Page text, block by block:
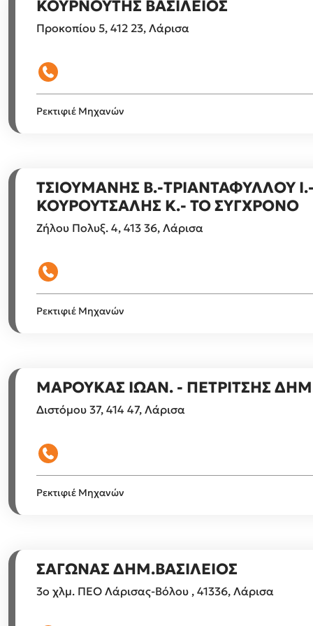
ΚΟΥΡΝΟΥΤΗΣ ΒΑΣΙΛΕΙΟΣ
Προκοπίου 5, 412 23, Λάρισα
Ρεκτιφιέ Μηχανών
ΤΣΙΟΥΜΑΝΗΣ Β.-ΤΡΙΑΝΤΑΦΥΛΛΟΥ
ΚΟΥΡΟΥΤΣΑΛΗΣ Κ.- ΤΟ ΣΥΓΧΡΟΝΟ
Ζήλου Πολυξ. 4, 413 36, Λάρισα
Ρεκτιφιέ Μηχανών
ΜΑΡΟΥΚΑΣ ΙΩΑΝ. - ΠΕΤΡΙΤΣΗΣ
Διστόμου 37, 414 47, Λάρισα
Ρεκτιφιέ Μηχανών
ΣΑΓΩΝΑΣ ΔΗΜ.ΒΑΣΙΛΕΙΟΣ
3ο χλμ. ΠΕΟ Λάρισας-Βόλου , 41336, Λάρισα